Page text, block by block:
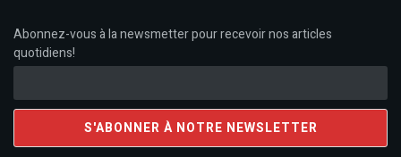
Abonnez-vous à la newsmetter pour recevoir nos articles
quotidiens!